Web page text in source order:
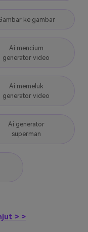
ke gambar
Ai mencium
generator video
Ai memeluk
generator video
Ai generator
superman
> >